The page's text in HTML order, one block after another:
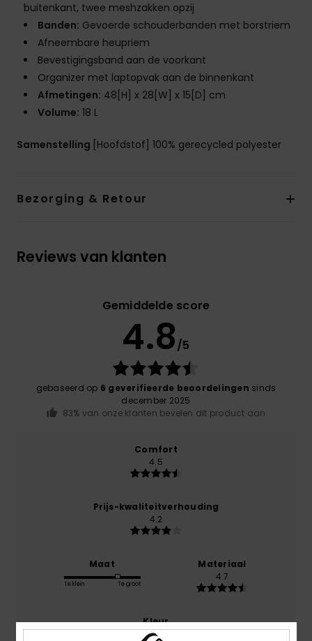
buitenkant, twee meshzakken opzij
Banden: Gevoerde schouderbanden met borstriem
Afneembare heupriem
Bevestigingsband aan de voorkant
Organizer met laptopvak aan de binnenkant
Afmetingen: 48[H] x 28[W] x 15[D] cm
Volume: 18 L
Samenstelling [Hoofdstof] 100% gerecycled polyester
Bezorging & Retour
Reviews van klanten
Gemiddelde score
4.8/5
gebaseerd op 6 geverifieerde beoordelingen sinds
december 2025
83% van onze klanten bevelen dit product aan
Comfort
4.5
Prijs-kwaliteitverhouding
4.2
Maat
Te klein Te groot
Materiaal
4.7
Kleur
4.7